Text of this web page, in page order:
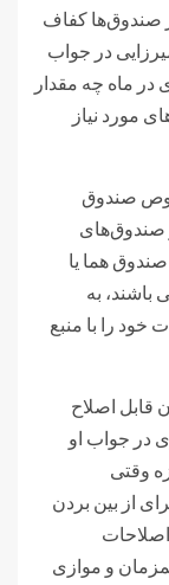
صندوق‌ها کفاف
در جواب
ماه چه مقدار
درصد منبع های مورد نیاز
صندوق
صندوق‌های
هما یا
به
خود را با منبع
قابل اصلاح
در جواب او
وقتی
از بین بردن
و موازی